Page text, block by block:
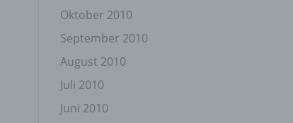
Oktober 2010
September 2010
August 2010
Juli 2010
Juni 2010